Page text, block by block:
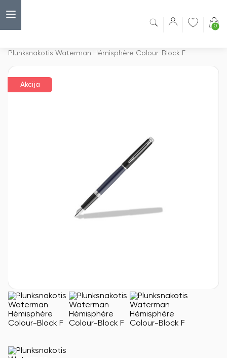
0
Plunksnakotis Waterman Hémisphère Colour-Block F
Akcija